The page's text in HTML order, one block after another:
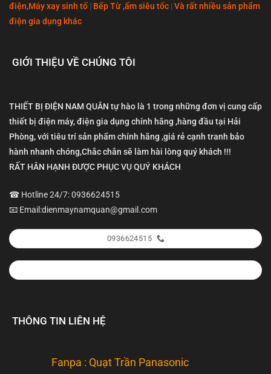
điện,Máy xay sinh tố | Bếp Từ ,ấm siêu tốc | Và rất nhiều sản phẩm
điện gia dụng khác
GIỚI THIỆU VỀ CHÚNG TÔI
THIẾT BỊ ĐIỆN NAM QUÂN tự hào là 1 trong những đơn vị cung cấp
thiết bị điện máy, điện gia dụng chính hãng ,hàng đầu tại Hải
Phòng, với tiêu trí sản phẩm chính hãng ,giá rẻ cạnh tranh bảo
hành nhanh chóng,Chắc chắn sẽ làm hài lòng quý khách !!!
RẤT HÂN HẠNH ĐƯỢC PHỤC VỤ QUÝ KHÁCH
☎ Hotline 24/7: 0936624515
📧 Email:dienmaynamquan@gmail.com
0936624515
THÔNG TIN LIÊN HỆ
Fanpa : Quạt Trần Panasonic